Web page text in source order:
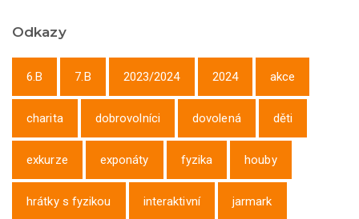
Odkazy
6.B 7.B 2023/2024 2024 akce
charita dobrovolníci dovolená děti
exkurze exponáty fyzika houby
hrátky s fyzikou interaktivní jarmark